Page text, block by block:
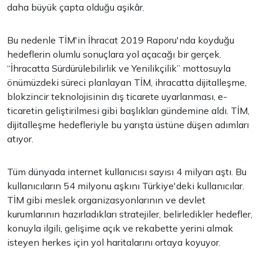
daha büyük çapta olduğu aşikâr.
Bu nedenle TİM'in İhracat 2019 Raporu'nda koyduğu
hedeflerin olumlu sonuçlara yol açacağı bir gerçek.
“İhracatta Sürdürülebilirlik ve Yenilikçilik” mottosuyla
önümüzdeki süreci planlayan TİM, ihracatta dijitalleşme,
blokzincir teknolojisinin dış ticarete uyarlanması, e-
ticaretin geliştirilmesi gibi başlıkları gündemine aldı. TİM,
dijitalleşme hedefleriyle bu yarışta üstüne düşen adımları
atıyor.
Tüm dünyada internet kullanıcısı sayısı 4 milyarı aştı. Bu
kullanıcıların 54 milyonu aşkını Türkiye'deki kullanıcılar.
TİM gibi meslek organizasyonlarının ve devlet
kurumlarının hazırladıkları stratejiler, belirledikler hedefler,
konuyla ilgili, gelişime açık ve rekabette yerini almak
isteyen herkes için yol haritalarını ortaya koyuyor.